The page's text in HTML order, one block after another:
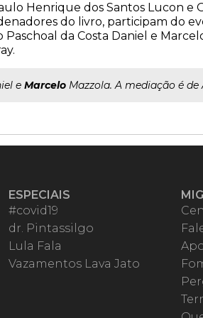
Henrique dos Santos Lucon e
do livro, participam do
da Costa Daniel e
e Marcelo Mazzola. A mediação é
ESPECIAIS
#covid19
dr. Pintassilgo
Lula Fala
Vazamentos Lava Jato